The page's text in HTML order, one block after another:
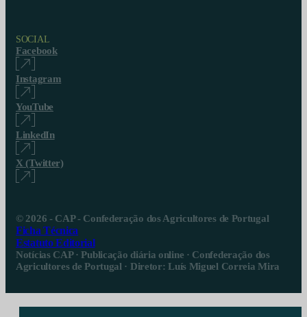
SOCIAL
Facebook
Instagram
YouTube
LinkedIn
X (Twitter)
© 2026 - CAP - Confederação dos Agricultores de Portugal
Ficha Técnica
Estatuto Editorial
Notícias CAP · Publicação diária online · Confederação dos
Agricultores de Portugal · Diretor: Luís Miguel Correia Mira